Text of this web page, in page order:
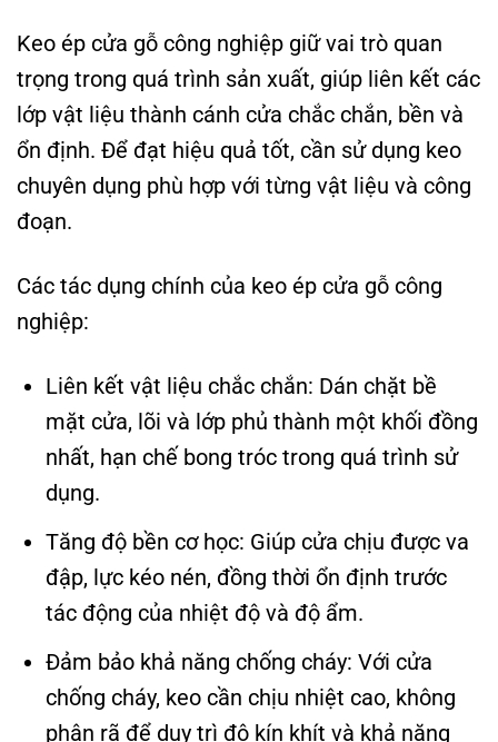
Keo ép cửa gỗ công nghiệp giữ vai trò quan
trọng trong quá trình sản xuất, giúp liên kết các
lớp vật liệu thành cánh cửa chắc chắn, bền và
ổn định. Để đạt hiệu quả tốt, cần sử dụng keo
chuyên dụng phù hợp với từng vật liệu và công
đoạn.
Các tác dụng chính của keo ép cửa gỗ công
nghiệp:
Liên kết vật liệu chắc chắn: Dán chặt bề
mặt cửa, lõi và lớp phủ thành một khối đồng
nhất, hạn chế bong tróc trong quá trình sử
dụng.
Tăng độ bền cơ học: Giúp cửa chịu được va
đập, lực kéo nén, đồng thời ổn định trước
tác động của nhiệt độ và độ ẩm.
Đảm bảo khả năng chống cháy: Với cửa
chống cháy, keo cần chịu nhiệt cao, không
phân rã để duy trì độ kín khít và khả năng